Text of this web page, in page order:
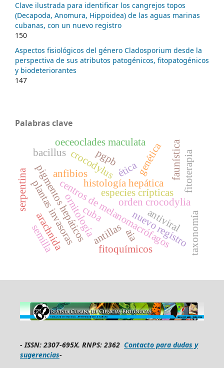
Clave ilustrada para identificar los cangrejos topos
(Decapoda, Anomura, Hippoidea) de las aguas marinas
cubanas, con un nuevo registro
150
Aspectos fisiológicos del género Cladosporium desde la
perspectiva de sus atributos patogénicos, fitopatogénicos
y biodeteriorantes
147
Palabras clave
histología hepática
centros de melanomacrófagos
pigmentos hepáticos
anfibios
ornitología
cuba
genética
crocodylus
especies crípticas
orden crocodylia
plantas invasoras
serpentina
oeceoclades maculata
nuevo registro
arachnida
faunística
taxonomía
antillas antiviral
fitoterapia
fitoquímicos
ética
aia
bacillus
semilla
pgpb
- ISSN: 2307-695X. RNPS: 2362 Contacto para dudas y
sugerencias-